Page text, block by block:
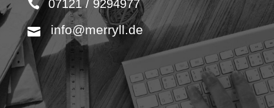
07121 / 9294977
info@merryll.de